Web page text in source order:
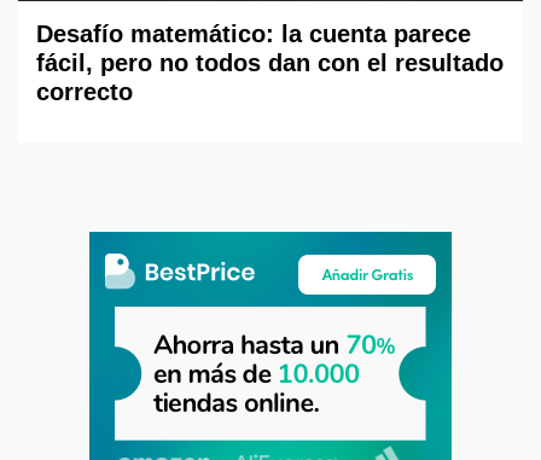
Desafío matemático: la cuenta parece
fácil, pero no todos dan con el resultado
correcto